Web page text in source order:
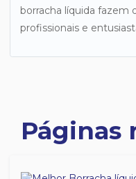
borracha líquida fazem
profissionais e
Páginas